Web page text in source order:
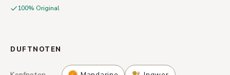
100% Original
DUFTNOTEN